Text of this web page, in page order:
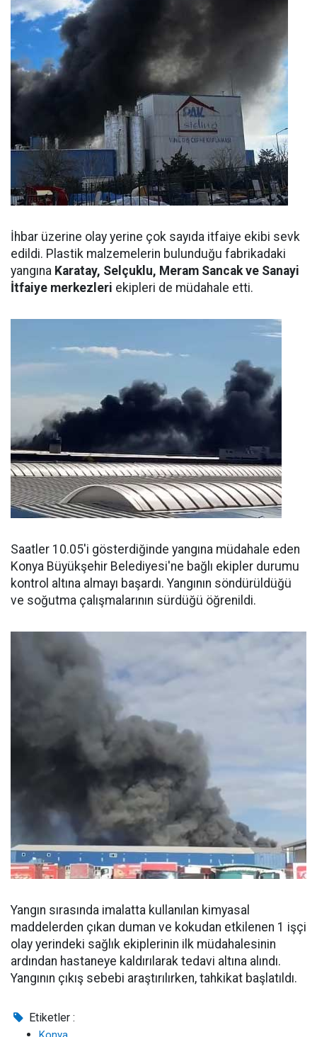
İhbar üzerine olay yerine çok sayıda itfaiye ekibi sevk
edildi. Plastik malzemelerin bulunduğu fabrikadaki
yangına Karatay, Selçuklu, Meram Sancak ve Sanayi
İtfaiye merkezleri ekipleri de müdahale etti.
Saatler 10.05'i gösterdiğinde yangına müdahale eden
Konya Büyükşehir Belediyesi'ne bağlı ekipler durumu
kontrol altına almayı başardı. Yangının söndürüldüğü
ve soğutma çalışmalarının sürdüğü öğrenildi.
Yangın sırasında imalatta kullanılan kimyasal
maddelerden çıkan duman ve kokudan etkilenen 1 işçi
olay yerindeki sağlık ekiplerinin ilk müdahalesinin
ardından hastaneye kaldırılarak tedavi altına alındı.
Yangının çıkış sebebi araştırılırken, tahkikat başlatıldı.
Etiketler :